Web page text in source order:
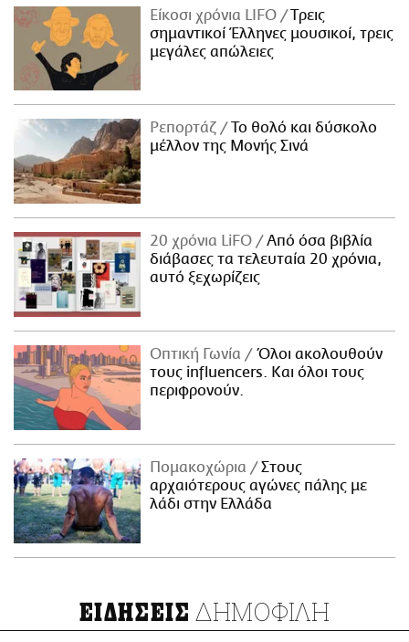
Είκοσι χρόνια LIFO
Tρεις
σημαντικοί Έλληνες μουσικοί, τρεις
μεγάλες απώλειες
Ρεπορτάζ
Το θολό και δύσκολο
μέλλον της Μονής Σινά
20 χρόνια LiFO
Από όσα βιβλία
διάβασες τα τελευταία 20 χρόνια,
αυτό ξεχωρίζεις
Οπτική Γωνία
Όλοι ακολουθούν
τους influencers. Και όλοι τους
περιφρονούν.
Πομακοχώρια
Στους
αρχαιότερους αγώνες πάλης με
λάδι στην Ελλάδα
ΕΙΔΗΣΕΙΣ ΔΗΜΟΦΙΛΗ